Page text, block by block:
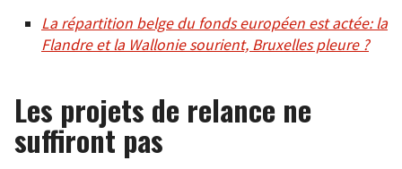
La répartition belge du fonds européen est actée: la
Flandre et la Wallonie sourient, Bruxelles pleure ?
Les projets de relance ne
suffiront pas